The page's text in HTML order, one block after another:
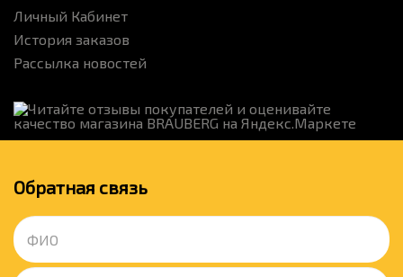
Личный Кабинет
История заказов
Рассылка новостей
Обратная связь